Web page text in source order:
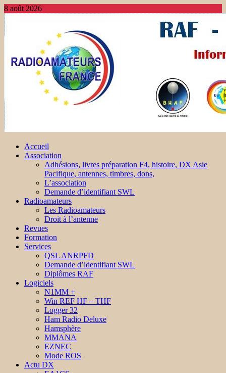
8 août 2026
Accueil
Association
Adhésions, livres préparation F4, histoire, DX Asie
Pacifique, antennes, timbres, dons,
L’association
Demande d’identifiant SWL
Radioamateurs
Les Radioamateurs
Droit à l’antenne
Revues
Formation
Services
QSL ANRPFD
Demande d’identifiant SWL
Diplômes RAF
Logiciels
N1MM +
Win REF HF – THF
Logger 32
Ham Radio Deluxe
Hamsphère
MMANA
EZNEC
Mode ROS
Actu DX